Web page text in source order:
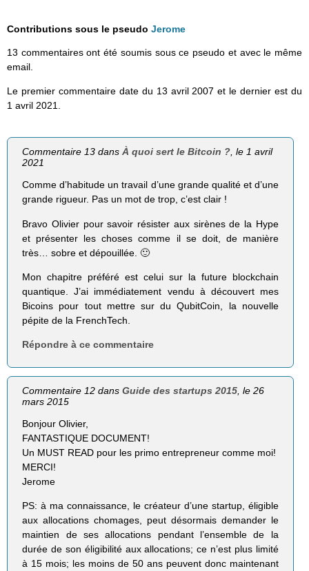
Contributions sous le pseudo Jerome
13 commentaires ont été soumis sous ce pseudo et avec le même
email.
Le premier commentaire date du 13 avril 2007 et le dernier est du
1 avril 2021.
Commentaire 13 dansÀ quoi sert le Bitcoin ?, le 1 avril
2021
Comme d’habitude un travail d’une grande qualité et d’une
grande rigueur. Pas un mot de trop, c’est clair !
Bravo Olivier pour savoir résister aux sirènes de la Hype
et présenter les choses comme il se doit, de manière
très… sobre et dépouillée. 🙂
Mon chapitre préféré est celui sur la future blockchain
quantique. J’ai immédiatement vendu à découvert mes
Bicoins pour tout mettre sur du QubitCoin, la nouvelle
pépite de la FrenchTech.
Répondre à ce commentaire
Commentaire 12 dansGuide des startups 2015 , le 26
mars 2015
Bonjour Olivier,
FANTASTIQUE DOCUMENT!
Un MUST READ pour les primo entrepreneur comme moi!
MERCI!
Jerome
PS: à ma connaissance, le créateur d’une startup, éligible
aux allocations chomages, peut désormais demander le
maintien de ses allocations pendant l’ensemble de la
durée de son éligibilité aux allocations; ce n’est plus limité
à 15 mois; les moins de 50 ans peuvent donc maintenant